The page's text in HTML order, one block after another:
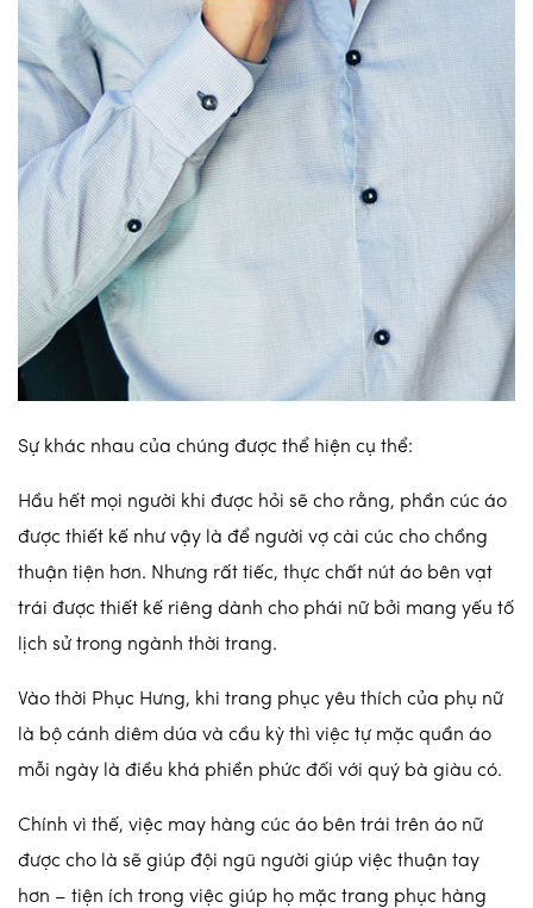
Sự khác nhau của chúng được thể hiện cụ thể:
Hầu hết mọi người khi được hỏi sẽ cho rằng, phần cúc áo
được thiết kế như vậy là để người vợ cài cúc cho chồng
thuận tiện hơn. Nhưng rất tiếc, thực chất nút áo bên vạt
trái được thiết kế riêng dành cho phái nữ bởi mang yếu tố
lịch sử trong ngành thời trang.
Vào thời Phục Hưng, khi trang phục yêu thích của phụ nữ
là bộ cánh diêm dúa và cầu kỳ thì việc tự mặc quần áo
mỗi ngày là điều khá phiền phức đối với quý bà giàu có.
Chính vì thế, việc may hàng cúc áo bên trái trên áo nữ
được cho là sẽ giúp đội ngũ người giúp việc thuận tay
hơn – tiện ích trong việc giúp họ mặc trang phục hàng